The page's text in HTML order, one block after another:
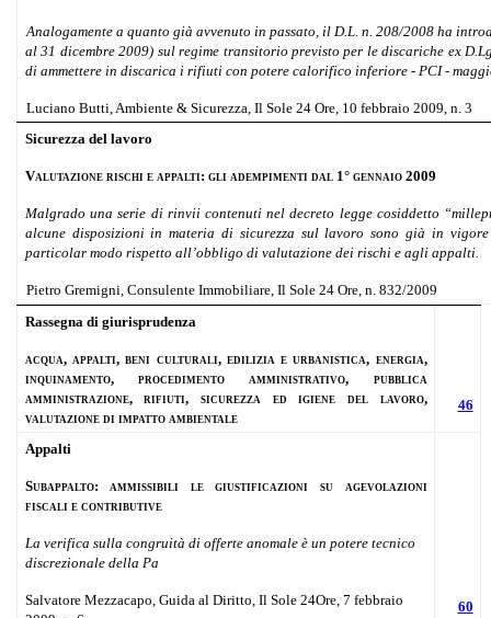
Analogamente a quanto già avvenuto in passato, il D.L. n. 208/2008 ha
al 31 dicembre 2009) sul regime transitorio previsto per le discariche ex
di ammettere in discarica i rifiuti con potere calorifico inferiore - PCI -
Luciano Butti, Ambiente & Sicurezza, Il Sole 24 Ore, 10 febbraio 2009, n. 3
Sicurezza del lavoro
Valutazione rischi e appalti: gli adempimenti dal 1° gennaio 2009
Malgrado una serie di rinvii contenuti nel decreto legge cosiddetto
alcune disposizioni in materia di sicurezza sul lavoro sono già in
particolar modo rispetto all’obbligo di valutazione dei rischi e agli appalti.
Pietro Gremigni, Consulente Immobiliare, Il Sole 24 Ore, n. 832/2009
Rassegna di giurisprudenza
acqua, appalti, beni culturali, edilizia e urbanistica, energia,
inquinamento, procedimento amministrativo, pubblica
amministrazione, rifiuti, sicurezza ed igiene del lavoro,
valutazione di impatto ambientale
46
Appalti
Subappalto: ammissibili le giustificazioni su agevolazioni
fiscali e contributive
La verifica sulla congruità di offerte anomale è un potere tecnico
discrezionale della Pa
Salvatore Mezzacapo, Guida al Diritto, Il Sole 24Ore, 7 febbraio
60